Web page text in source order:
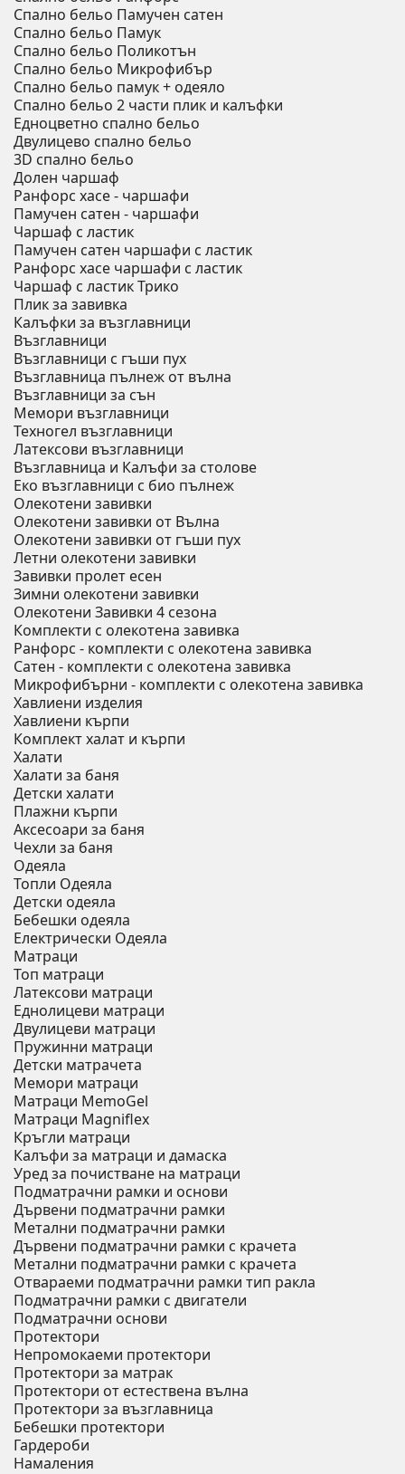
Спално бельо Памучен сатен
Спално бельо Памук
Спално бельо Поликотън
Спално бельо Микрофибър
Спално бельо памук + одеяло
Спално бельо 2 части плик и калъфки
Eдноцветно спално бельо
Двулицево спално бельо
3D спално бельо
Долен чаршаф
Ранфорс хасе - чаршафи
Памучен сатен - чаршафи
Чаршаф с ластик
Памучен сатен чаршафи с ластик
Ранфорс хасе чаршафи с ластик
Чаршаф с ластик Трико
Плик за завивкa
Калъфки за възглавници
Възглавници
Възглавници с гъши пух
Възглавница пълнеж от вълна
Възглавници за сън
Мемори възглавници
Техногел възглавници
Латексови възглавници
Възглавница и Калъфи за столове
Еко възглавници с био пълнеж
Олекотени завивки
Олекотени завивки от Вълна
Олекотени завивки от гъши пух
Летни олекотени завивки
Завивки пролет есен
Зимни олекотени завивки
Олекотени Завивки 4 сезона
Комплекти с олекотена завивка
Ранфорс - комплекти с олекотена завивка
Сатен - комплекти с олекотена завивка
Микрофибърни - комплекти с олекотена завивка
Хавлиени изделия
Хавлиени кърпи
Комплект халат и кърпи
Халати
Халати за баня
Детски халати
Плажни кърпи
Аксесоари за баня
Чехли за баня
Одеяла
Топли Одеяла
Детски одеяла
Бебешки одеяла
Електрически Одеяла
Матраци
Топ матраци
Латексови матраци
Еднолицеви матраци
Двулицеви матраци
Пружинни матраци
Детски матрачета
Мемори матраци
Mатраци MemoGel
Матраци Мagniflex
Кръгли матраци
Калъфи за матраци и дамаска
Уред за почистване на матраци
Подматрачни рамки и основи
Дървени подматрачни рамки
Метални подматрачни рамки
Дървени подматрачни рамки с крачета
Метални подматрачни рамки с крачета
Отвараеми подматрачни рамки тип ракла
Подматрачни рамки с двигатели
Подматрачни основи
Протектори
Непромокаеми протектори
Протектори за матрак
Протектори от естествена вълна
Протектори за възглавница
Бебешки протектори
Гардероби
Намаления